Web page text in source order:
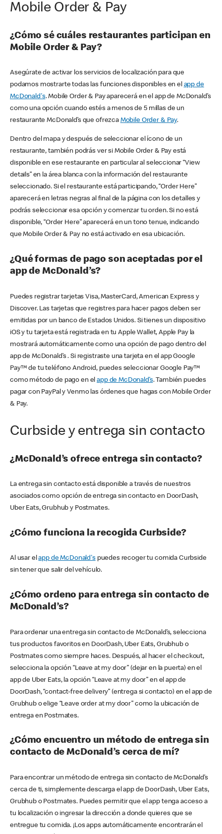
Mobile Order & Pay
¿Cómo sé cuáles restaurantes participan en
Mobile Order & Pay?
Asegúrate de activar los servicios de localización para que
podamos mostrarte todas las funciones disponibles en el app de
McDonald's. Mobile Order & Pay aparecerá en el app de McDonald’s
como una opción cuando estés a menos de 5 millas de un
restaurante McDonald’s que ofrezca Mobile Order & Pay.
Dentro del mapa y después de seleccionar el ícono de un
restaurante, también podrás ver si Mobile Order & Pay está
disponible en ese restaurante en particular al seleccionar “View
details” en la área blanca con la información del restaurante
seleccionado. Si el restaurante está participando, “Order Here”
aparecerá en letras negras al final de la página con los detalles y
podrás seleccionar esa opción y comenzar tu orden. Si no está
disponible, “Order Here” aparecerá en un tono tenue, indicando
que Mobile Order & Pay no está activado en esa ubicación.
¿Qué formas de pago son aceptadas por el
app de McDonald’s?
Puedes registrar tarjetas Visa, MasterCard, American Express y
Discover. Las tarjetas que registres para hacer pagos deben ser
emitidas por un banco de Estados Unidos. Si tienes un dispositivo
iOS y tu tarjeta está registrada en tu Apple Wallet, Apple Pay la
mostrará automáticamente como una opción de pago dentro del
app de McDonald’s . Si registraste una tarjeta en el app Google
Pay™ de tu teléfono Android, puedes seleccionar Google Pay™
como método de pago en elapp de McDonald’s. También puedes
pagar con PayPal y Venmo las órdenes que hagas con Mobile Order
& Pay.
Curbside y entrega sin contacto
¿McDonald’s ofrece entrega sin contacto?
La entrega sin contacto está disponible a través de nuestros
asociados como opción de entrega sin contacto en DoorDash,
Uber Eats, Grubhub y Postmates.
¿Cómo funciona la recogida Curbside?
Al usar elapp de McDonald'spuedes recoger tu comida Curbside
sin tener que salir del vehículo.
¿Cómo ordeno para entrega sin contacto de
McDonald’s?
Para ordenar una entrega sin contacto de McDonald’s, selecciona
tus productos favoritos en DoorDash, Uber Eats, Grubhub o
Postmates como siempre haces. Después, al hacer el checkout,
selecciona la opción “Leave at my door” (dejar en la puerta) en el
app de Uber Eats, la opción “Leave at my door” en el app de
DoorDash, “contact-free delivery” (entrega si contacto) en el app de
Grubhub o elige “Leave order at my door” como la ubicación de
entrega en Postmates.
¿Cómo encuentro un método de entrega sin
contacto de McDonald’s cerca de mí?
Para encontrar un método de entrega sin contacto de McDonald’s
cerca de ti, simplemente descarga el app de DoorDash, Uber Eats,
Grubhub o Postmates. Puedes permitir que el app tenga acceso a
tu localización o ingresar la dirección a donde quieres que se
entregue tu comida. ¡Los apps automáticamente encontrarán el